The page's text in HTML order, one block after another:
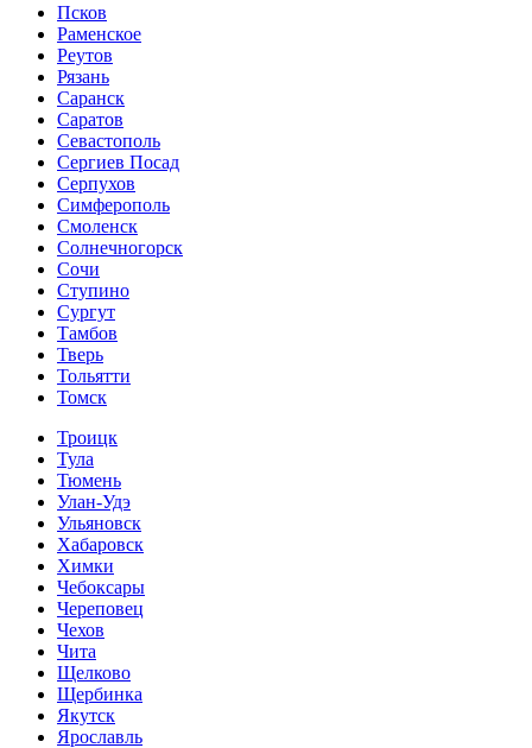
Псков
Раменское
Реутов
Рязань
Саранск
Саратов
Севастополь
Сергиев Посад
Серпухов
Симферополь
Смоленск
Солнечногорск
Сочи
Ступино
Сургут
Тамбов
Тверь
Тольятти
Томск
Троицк
Тула
Тюмень
Улан-Удэ
Ульяновск
Хабаровск
Химки
Чебоксары
Череповец
Чехов
Чита
Щелково
Щербинка
Якутск
Ярославль